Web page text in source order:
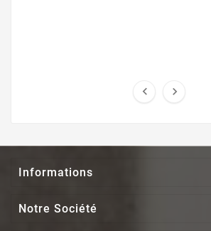
 
Informations
Notre Société